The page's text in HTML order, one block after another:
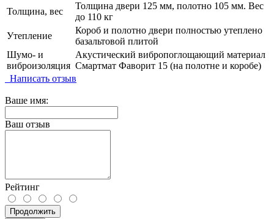
Толщина, вес
Толщина двери 125 мм, полотно 105 мм. Вес
до 110 кг
Утепление
Короб и полотно двери полностью утеплено
базальтовой плитой
Шумо- и
виброизоляция
Акустический вибропоглощающий материал
Смартмат Фаворит 15 (на полотне и коробе)
Написать отзыв
Ваше имя:
Ваш отзыв
Рейтинг
Продолжить